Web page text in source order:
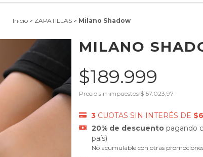
Inicio > ZAPATILLAS > Milano Shadow
MILANO
$189.999
Precio sin impuestos $157.023,97
3 CUOTAS SIN INTERÉS DE
20% de descuentopagando
país)
No acumulable con otras